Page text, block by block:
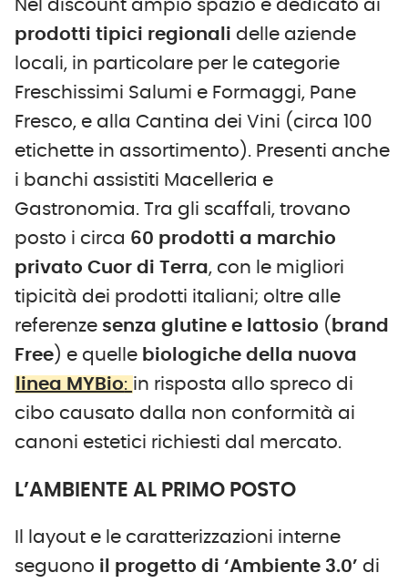
Nel discount ampio spazio è dedicato ai
prodotti tipici regionali delle aziende
locali, in particolare per le categorie
Freschissimi Salumi e Formaggi, Pane
Fresco, e alla Cantina dei Vini (circa 100
etichette in assortimento). Presenti anche
i banchi assistiti Macelleria e
Gastronomia. Tra gli scaffali, trovano
posto i circa 60 prodotti a marchio
privato Cuor di Terra, con le migliori
tipicità dei prodotti italiani; oltre alle
referenze senza glutine e lattosio ( brand
Free ) e quelle biologiche della nuova
linea MYBio: in risposta allo spreco di
cibo causato dalla non conformità ai
canoni estetici richiesti dal mercato.
L’AMBIENTE AL PRIMO POSTO
Il layout e le caratterizzazioni interne
seguono il progetto di ‘Ambiente 3.0’ di